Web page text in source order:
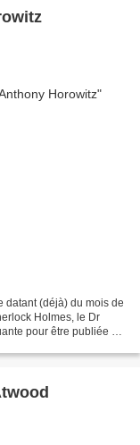
datant (déjà) du mois de
Holmes, le Dr
pour être publiée à